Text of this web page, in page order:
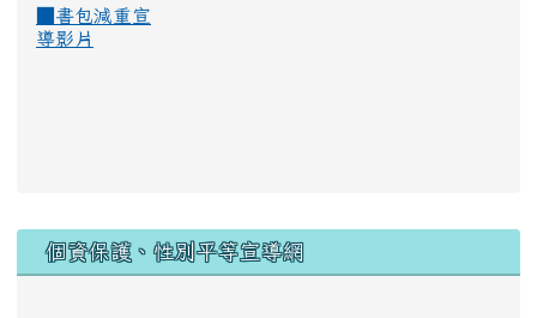
書包減重宣
導影片
個資保護、性別平等宣導網